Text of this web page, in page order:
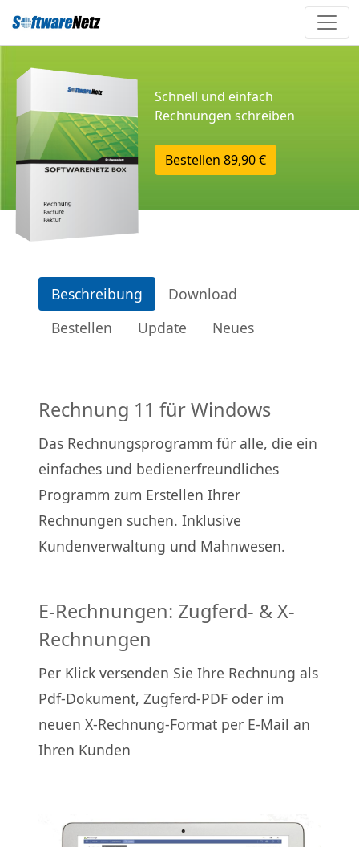
Schnell und einfach
Rechnungen schreiben
Bestellen89,90 €
Beschreibung
Download
Bestellen
Update Neues
Rechnung 11 für Windows
Das Rechnungsprogramm für alle, die ein
einfaches und bedienerfreundliches
Programm zum Erstellen Ihrer
Rechnungen suchen. Inklusive
Kundenverwaltung und Mahnwesen.
E-Rechnungen: Zugferd- & X-
Rechnungen
Per Klick versenden Sie Ihre Rechnung als
Pdf-Dokument, Zugferd-PDF oder im
neuen X-Rechnung-Format per E-Mail an
Ihren Kunden